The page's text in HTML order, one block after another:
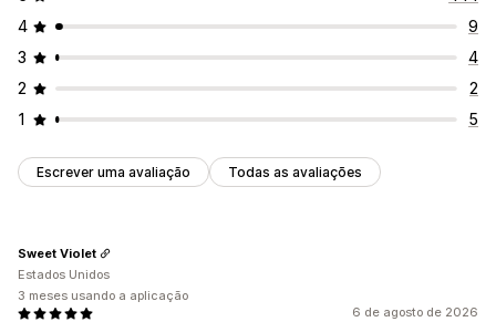
4
9
3
4
2
2
1
5
Escrever uma avaliação Todas as avaliações
6 de agosto de 2026
Sweet Violet
Estados Unidos
3 meses usando a aplicação